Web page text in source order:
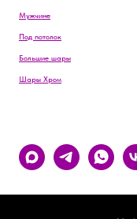
Мужчине
Под потолок
Большие шары
Шары Хром